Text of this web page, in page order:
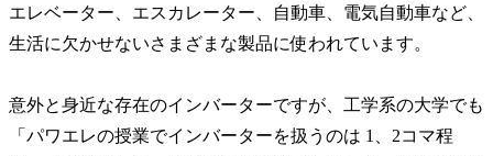
エレベーター、エスカレーター、自動車、電気自動車など、
生活に欠かせないさまざまな製品に使われています。
意外と身近な存在のインバーターですが、工学系の大学でも
「パワエレの授業でインバーターを扱うのは 1、2コマ程